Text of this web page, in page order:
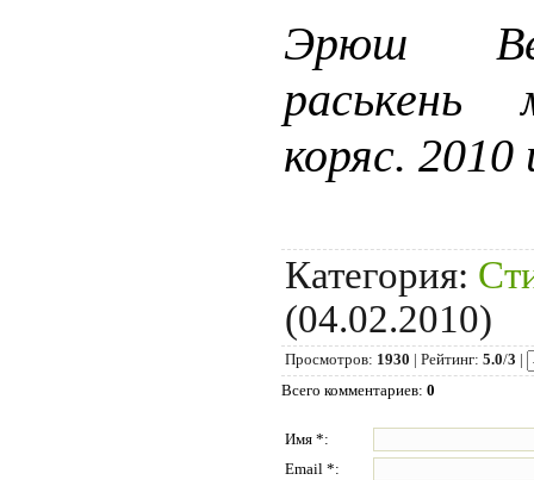
Эрюш
раськень
коряс. 2010
Категория:
(04.02.2010)
Просмотров: 1930 | Рейтинг: 5.0/3 |
Всего комментариев: 0
Имя *:
Email *: